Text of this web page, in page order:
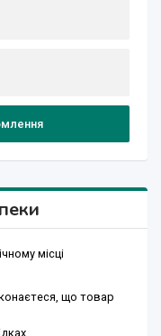
місці
що товар